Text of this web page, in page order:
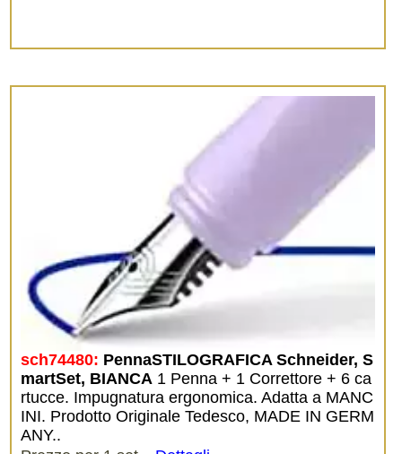
sch74480: PennaSTILOGRAFICA Schneider, S
martSet, BIANCA 1 Penna + 1 Correttore + 6 ca
rtucce. Impugnatura ergonomica. Adatta a MANC
INI. Prodotto Originale Tedesco, MADE IN GERM
ANY..